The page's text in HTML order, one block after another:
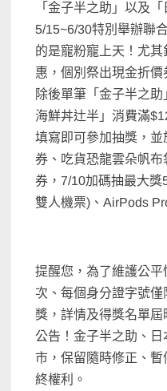
「金子半之助」以及
5/15~6/30特別舉辦聯
的是寵粉寵上天！尤
惠，個別祭出現金折
除後單筆「金子半之
海鮮丼辻半」消費滿
填寫即可參加抽獎，
券、吃貨恐龍雲朵帆
券，7/10加碼抽最大獎
雙人機票)、AirPods
提醒您，為了維護公
次、每個身分證字號
獎，詳情及得獎名單
公告！金子半之助、
市，保留隨時修正、
終權利。